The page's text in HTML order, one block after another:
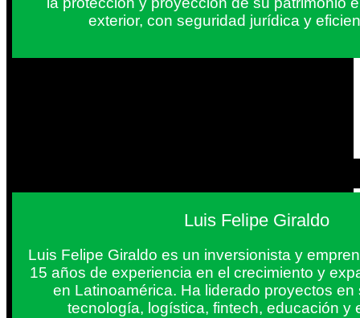
exterior, con seguridad jurídica y
Luis Felipe Giraldo
Luis Felipe Giraldo es un inversionista y
15 años de experiencia en el crecimiento y
en Latinoamérica. Ha liderado proyectos en
tecnología, logística, fintech, educación y